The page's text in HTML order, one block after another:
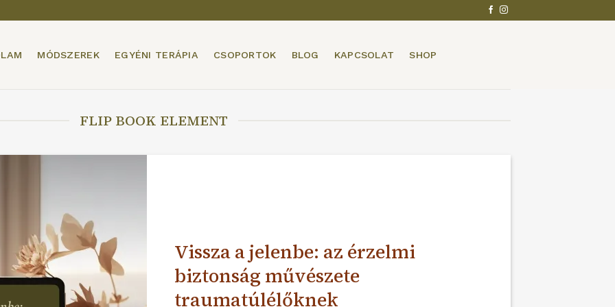
MÓDSZEREK EGYÉNI TERÁPIA CSOPORTOK BLOG KAPCSOLAT SHOP
FLIP BOOK ELEMENT
Vissza a jelenbe: az érzelmi
biztonság művészete
traumatúlélőknek